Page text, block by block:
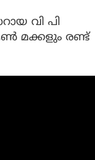
വി പി
മക്കളും രണ്ട്